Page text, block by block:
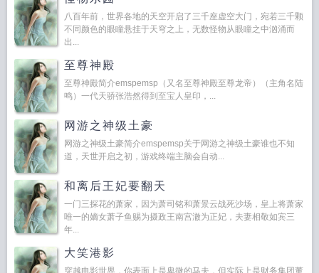
八百年前，世界各地的天空开启了三千座虚空大门，宛若三千颗
不同颜色的眼瞳悬挂于天穹之上，无数怪物从眼瞳之中汹涌而
出...
至尊神殿
至尊神殿简介emspemsp（又名至尊神殿至尊龙帝）（主角名陆
鸣）一代天骄张浩然得到至宝人皇印，...
网游之神级土豪
网游之神级土豪简介emspemsp关于网游之神级土豪谁也不知
道，天世开启之初，游戏终端主脑会自动...
和离后王妃要翻天
一门三探花的萧家，因为萧司铭和萧景云战死沙场，皇上将萧家
唯一的嫡女萧子鱼赐为摄政王南宫澈为正妃，夫妻相敬如宾三
年...
大笑港影
穿越电影世界，你表面上是卑微的马夫，但实际上是财务集团董